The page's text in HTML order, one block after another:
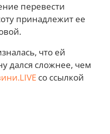
перевести
принадлежит ее
что ей
дался сложнее, чем
со ссылкой